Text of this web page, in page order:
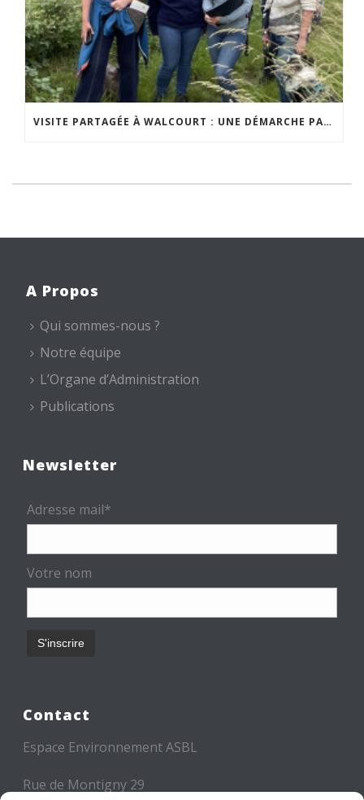
VISITE PARTAGÉE À WALCOURT : UNE DÉMARCHE PARTICIPATIVE ANIMÉE PAR ESPACE ENVIRONNEMENT
A Propos
Qui sommes-nous ?
Notre équipe
L’Organe d’Administration
Publications
Newsletter
Adresse mail*
Votre nom
Contact
Espace Environnement ASBL
Rue de Montigny 29